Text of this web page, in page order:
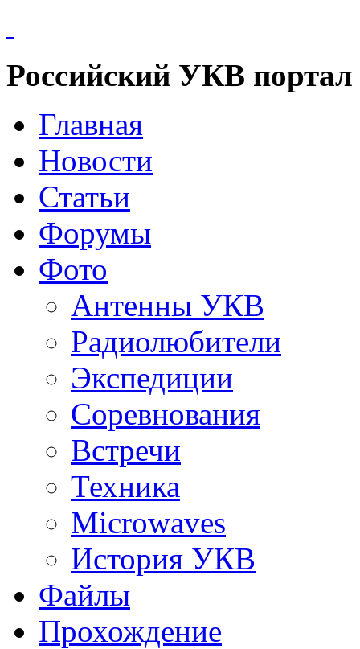
Российский УКВ портал
Главная
Новости
Статьи
Форумы
Фото
Антенны УКВ
Радиолюбители
Экспедиции
Соревнования
Встречи
Техника
Microwaves
История УКВ
Файлы
Прохождение